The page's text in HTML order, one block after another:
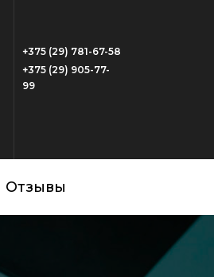
+375 (29) 781-67-58
+375 (29) 905-77-
99
Отзывы